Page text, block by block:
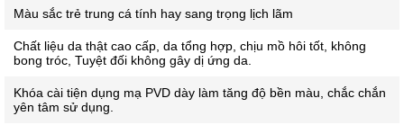
Màu sắc trẻ trung cá tính hay sang trọng lịch lãm
Chất liệu da thật cao cấp, da tổng hợp, chịu mồ hôi tốt, không
bong tróc, Tuyệt đối không gây dị ứng da.
Khóa cài tiện dụng mạ PVD dày làm tăng độ bền màu, chắc chắn
yên tâm sử dụng.